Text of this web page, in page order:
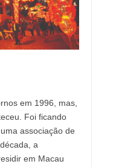
em 1996, mas,
Foi ficando
associação de
a
em Macau